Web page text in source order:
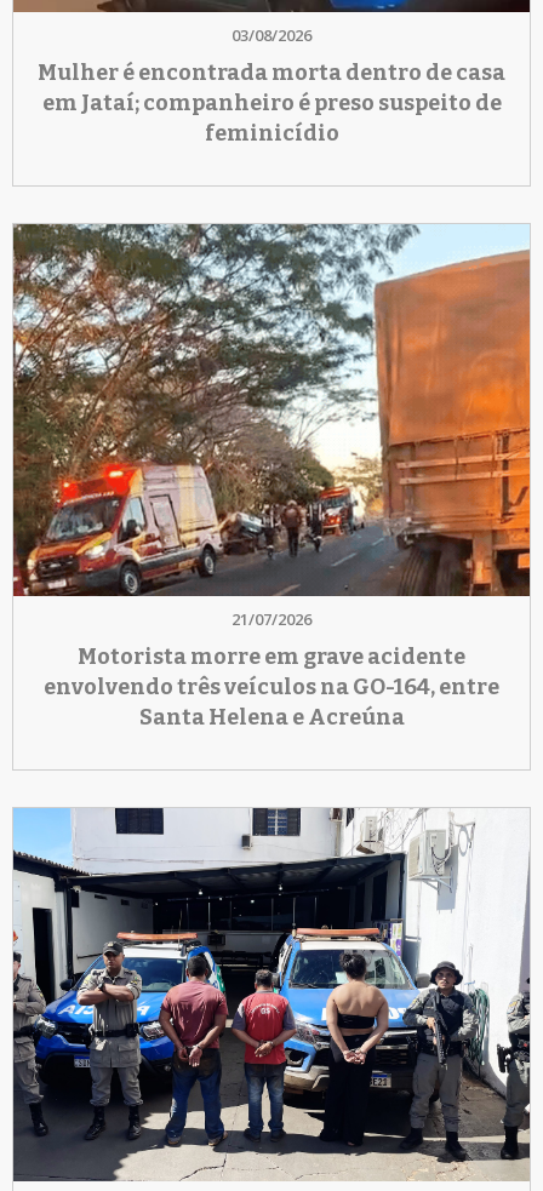
03/08/2026
Mulher é encontrada morta dentro de casa
em Jataí; companheiro é preso suspeito de
feminicídio
21/07/2026
Motorista morre em grave acidente
envolvendo três veículos na GO-164, entre
Santa Helena e Acreúna